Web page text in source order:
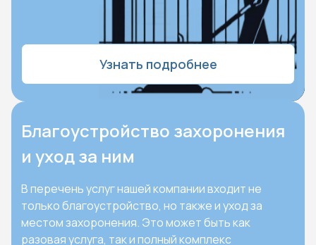
Узнать подробнее
Благоустройство захоронения
и уход за ним
В перечень услуг нашей компании входит не
только благоустройство, но также и уход за
местом захоронения. Это может быть как
разовая услуга, так и полный комплекс